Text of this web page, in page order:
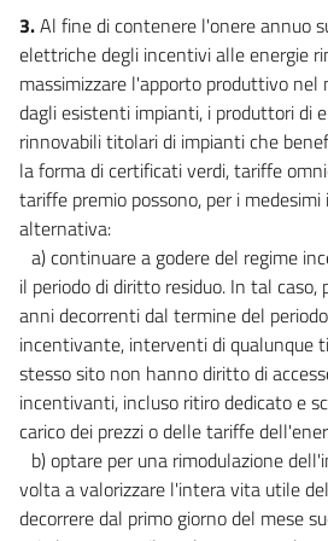
3.Al fine di contenere l'onere annuo
elettriche degli incentivi alle energie
massimizzare l'apporto produttivo
dagli esistenti impianti, i produttori di
rinnovabili titolari di impianti che
la forma di certificati verdi, tariffe
tariffe premio possono, per i
alternativa:
a) continuare a godere del regime
il periodo di diritto residuo. In tal caso,
anni decorrenti dal termine del
incentivante, interventi di qualunque
stesso sito non hanno diritto di
incentivanti, incluso ritiro dedicato e
carico dei prezzi o delle tariffe
b) optare per una rimodulazione
volta a valorizzare l'intera vita utile
decorrere dal primo giorno del mese